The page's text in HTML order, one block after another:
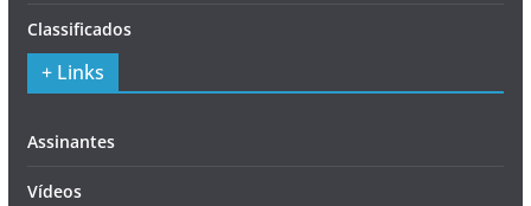
Classificados
+ Links
Assinantes
Vídeos